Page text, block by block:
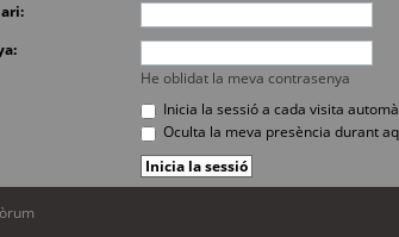
He oblidat la meva contrasenya
Inicia la sessió a cada visita
Oculta la meva presència durant